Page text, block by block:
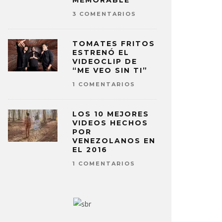
3 COMENTARIOS
TOMATES FRITOS
ESTRENÓ EL
VIDEOCLIP DE
“ME VEO SIN TI”
1 COMENTARIOS
LOS 10 MEJORES
VIDEOS HECHOS
POR
VENEZOLANOS EN
EL 2016
1 COMENTARIOS